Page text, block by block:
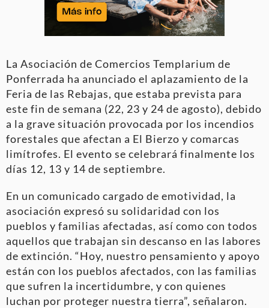
La Asociación de Comercios Templarium de
Ponferrada ha anunciado el aplazamiento de la
Feria de las Rebajas, que estaba prevista para
este fin de semana (22, 23 y 24 de agosto), debido
a la grave situación provocada por los incendios
forestales que afectan a El Bierzo y comarcas
limítrofes. El evento se celebrará finalmente los
días 12, 13 y 14 de septiembre.
En un comunicado cargado de emotividad, la
asociación expresó su solidaridad con los
pueblos y familias afectadas, así como con todos
aquellos que trabajan sin descanso en las labores
de extinción. “Hoy, nuestro pensamiento y apoyo
están con los pueblos afectados, con las familias
que sufren la incertidumbre, y con quienes
luchan por proteger nuestra tierra”, señalaron.